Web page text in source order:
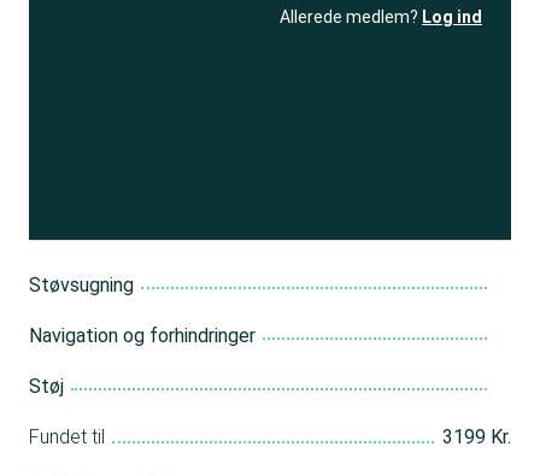
Allerede medlem? Log ind
Støvsugning
Navigation og forhindringer
Støj
Fundet til 3199 Kr.